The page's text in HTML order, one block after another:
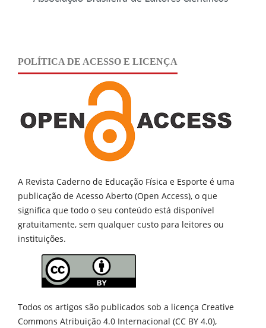
POLÍTICA DE ACESSO E LICENÇA
A Revista Caderno de Educação Física e Esporte é uma
publicação de Acesso Aberto (Open Access), o que
significa que todo o seu conteúdo está disponível
gratuitamente, sem qualquer custo para leitores ou
instituições.
Todos os artigos são publicados sob a licença Creative
Commons Atribuição 4.0 Internacional (CC BY 4.0),